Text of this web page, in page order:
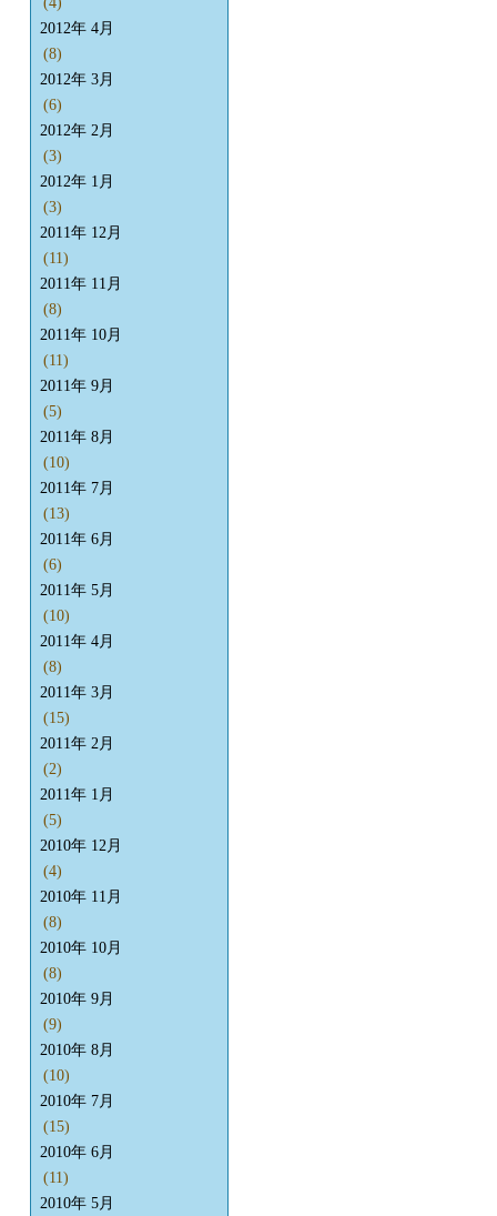
2012年 4月
(8)
2012年 3月
(6)
2012年 2月
(3)
2012年 1月
(3)
2011年 12月
(11)
2011年 11月
(8)
2011年 10月
(11)
2011年 9月
(5)
2011年 8月
(10)
2011年 7月
(13)
2011年 6月
(6)
2011年 5月
(10)
2011年 4月
(8)
2011年 3月
(15)
2011年 2月
(2)
2011年 1月
(5)
2010年 12月
(4)
2010年 11月
(8)
2010年 10月
(8)
2010年 9月
(9)
2010年 8月
(10)
2010年 7月
(15)
2010年 6月
(11)
2010年 5月